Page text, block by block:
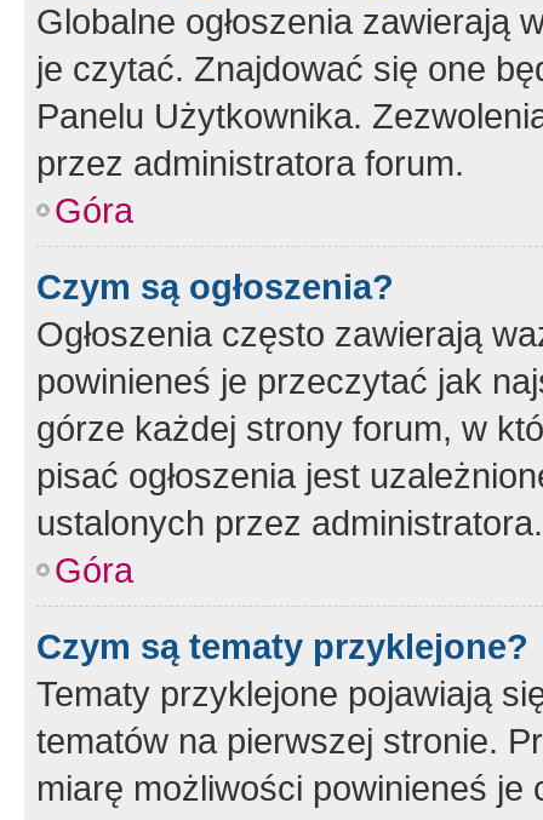
Globalne ogłoszenia zawierają
je czytać. Znajdować się one
Panelu Użytkownika.
przez administratora forum.
Góra
Czym są ogłoszenia?
Ogłoszenia często zawierają
powinieneś je przeczytać jak
górze każdej strony forum, w
pisać ogłoszenia jest
ustalonych przez administratora.
Góra
Czym są tematy przyklejone?
Tematy przyklejone pojawiają
tematów na pierwszej stronie.
miarę możliwości powinieneś je